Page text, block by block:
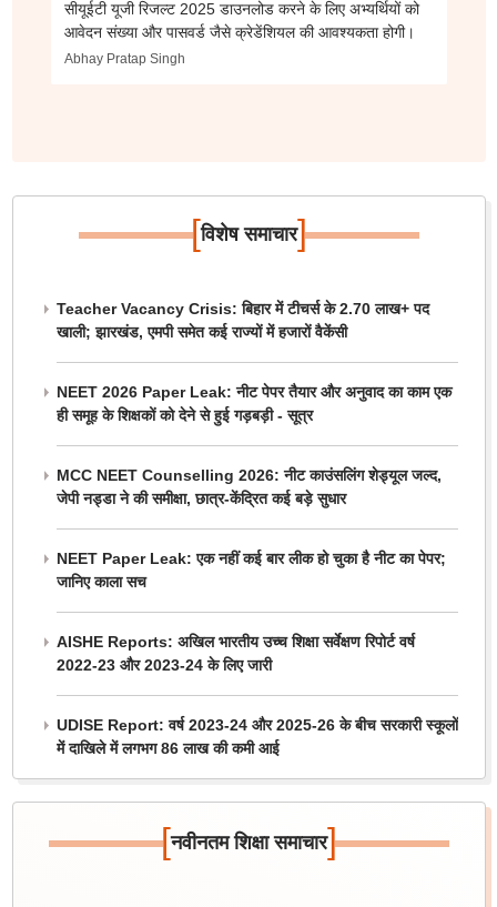
सीयूईटी यूजी रिजल्ट 2025 डाउनलोड करने के लिए अभ्यर्थियों को
आवेदन संख्या और पासवर्ड जैसे क्रेडेंशियल की आवश्यकता होगी।
Abhay Pratap Singh
[विशेष समाचार]
Teacher Vacancy Crisis: बिहार में टीचर्स के 2.70 लाख+ पद
खाली; झारखंड, एमपी समेत कई राज्यों में हजारों वैकेंसी
NEET 2026 Paper Leak: नीट पेपर तैयार और अनुवाद का काम एक
ही समूह के शिक्षकों को देने से हुई गड़बड़ी - सूत्र
MCC NEET Counselling 2026: नीट काउंसलिंग शेड्यूल जल्द,
जेपी नड्डा ने की समीक्षा, छात्र-केंद्रित कई बड़े सुधार
NEET Paper Leak: एक नहीं कई बार लीक हो चुका है नीट का पेपर;
जानिए काला सच
AISHE Reports: अखिल भारतीय उच्च शिक्षा सर्वेक्षण रिपोर्ट वर्ष
2022-23 और 2023-24 के लिए जारी
UDISE Report: वर्ष 2023-24 और 2025-26 के बीच सरकारी स्कूलों
में दाखिले में लगभग 86 लाख की कमी आई
[नवीनतम शिक्षा समाचार]